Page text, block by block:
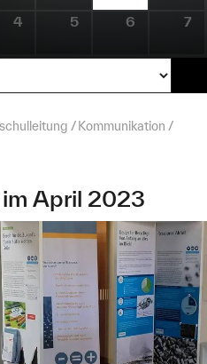
4 5 6 7
Kommunikation
April 2023